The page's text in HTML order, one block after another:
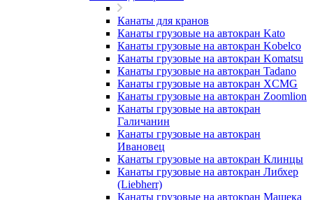
Канаты для кранов
Канаты грузовые на автокран Kato
Канаты грузовые на автокран Kobelco
Канаты грузовые на автокран Komatsu
Канаты грузовые на автокран Tadano
Канаты грузовые на автокран XCMG
Канаты грузовые на автокран Zoomlion
Канаты грузовые на автокран
Галичанин
Канаты грузовые на автокран
Ивановец
Канаты грузовые на автокран Клинцы
Канаты грузовые на автокран Либхер
(Liebherr)
Канаты грузовые на автокран Машека